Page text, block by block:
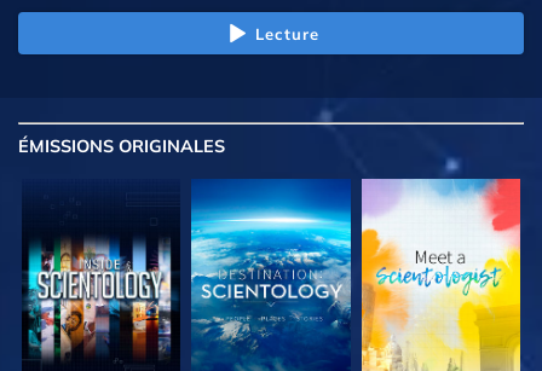
Lecture
ÉMISSIONS ORIGINALES